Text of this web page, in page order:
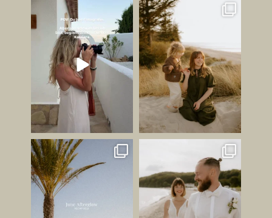
Ich bin jetzt Influencer. ✌🏻
Jetzt mal...
179 42
Die schönsten Bilder
entstehen oft dann, wenn...
247
JUNI GEFÜHL ✨
Ihr wisst ja, dass ich schon
149
HABT IHR LUST AUF EINEN
STRANDSPAZIERGANG AN
EUREM...
212 23